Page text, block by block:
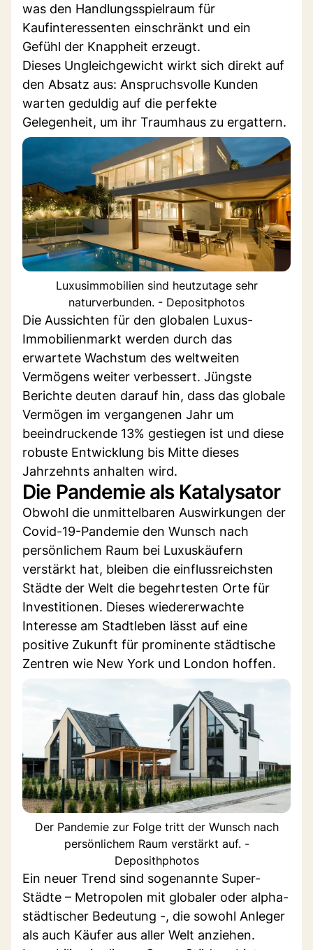
was den Handlungsspielraum für
Kaufinteressenten einschränkt und ein
Gefühl der Knappheit erzeugt.
Dieses Ungleichgewicht wirkt sich direkt auf
den Absatz aus: Anspruchsvolle Kunden
warten geduldig auf die perfekte
Gelegenheit, um ihr Traumhaus zu ergattern.
Luxusimmobilien sind heutzutage sehr
naturverbunden. - Depositphotos
Die Aussichten für den globalen Luxus-
Immobilienmarkt werden durch das
erwartete Wachstum des weltweiten
Vermögens weiter verbessert. Jüngste
Berichte deuten darauf hin, dass das globale
Vermögen im vergangenen Jahr um
beeindruckende 13% gestiegen ist und diese
robuste Entwicklung bis Mitte dieses
Jahrzehnts anhalten wird.
Die Pandemie als Katalysator
Obwohl die unmittelbaren Auswirkungen der
Covid-19-Pandemie den Wunsch nach
persönlichem Raum bei Luxuskäufern
verstärkt hat, bleiben die einflussreichsten
Städte der Welt die begehrtesten Orte für
Investitionen. Dieses wiedererwachte
Interesse am Stadtleben lässt auf eine
positive Zukunft für prominente städtische
Zentren wie New York und London hoffen.
Der Pandemie zur Folge tritt der Wunsch nach
persönlichem Raum verstärkt auf. -
Deposithphotos
Ein neuer Trend sind sogenannte Super-
Städte – Metropolen mit globaler oder alpha-
städtischer Bedeutung -, die sowohl Anleger
als auch Käufer aus aller Welt anziehen.